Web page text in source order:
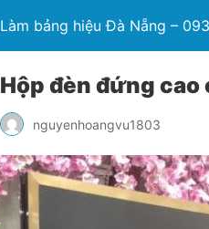
Làm bảng hiệu Đà Nẵng –
Hộp đèn đứng cao
nguyenhoangvu1803